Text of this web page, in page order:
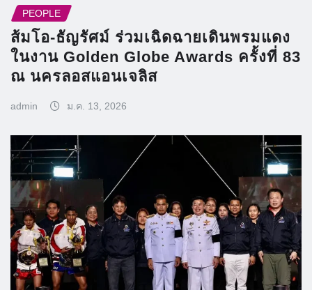
PEOPLE
ส้มโอ-ธัญรัศม์ ร่วมเฉิดฉายเดินพรมแดง
ในงาน Golden Globe Awards ครั้งที่ 83
ณ นครลอสแอนเจลิส
admin ม.ค. 13, 2026